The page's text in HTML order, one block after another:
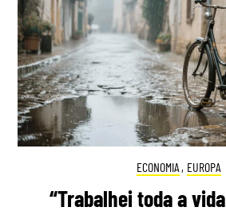
ECONOMIA , EUROPA
“Trabalhei toda a